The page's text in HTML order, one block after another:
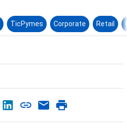
TicPymes Corporate Retail